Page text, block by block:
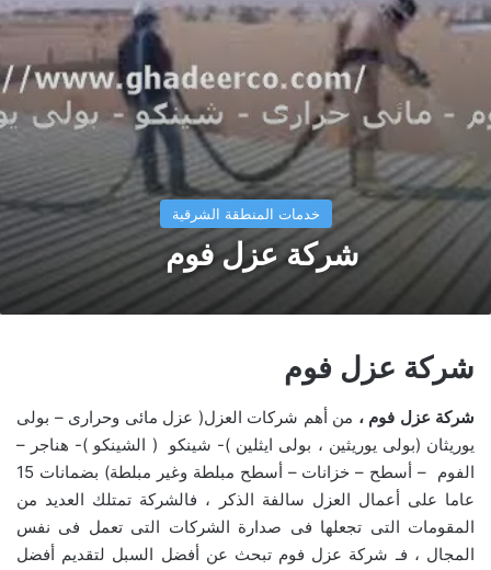
خدمات المنطقة الشرقية
شركة عزل فوم
شركة عزل فوم
شركة عزل فوم ، من أهم شركات العزل( عزل مائى وحرارى – بولى
يوريثان (بولى يوريثين ، بولى ايثلين )- شينكو ( الشينكو )- هناجر –
الفوم – أسطح – خزانات – أسطح مبلطة وغير مبلطة) بضمانات 15
عاما على أعمال العزل سالفة الذكر ، فالشركة تمتلك العديد من
المقومات التى تجعلها فى صدارة الشركات التى تعمل فى نفس
المجال ، فـ شركة عزل فوم تبحث عن أفضل السبل لتقديم أفضل